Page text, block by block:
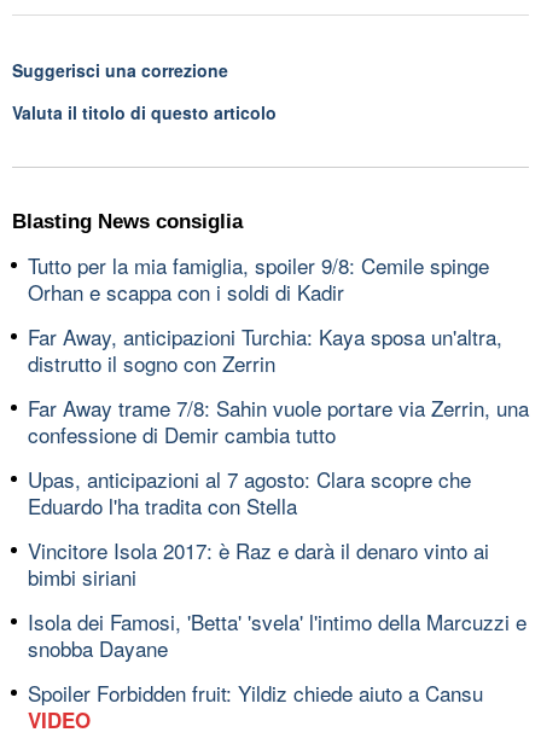
Suggerisci una correzione
Valuta il titolo di questo articolo
Blasting News consiglia
Tutto per la mia famiglia, spoiler 9/8: Cemile spinge
Orhan e scappa con i soldi di Kadir
Far Away, anticipazioni Turchia: Kaya sposa un'altra,
distrutto il sogno con Zerrin
Far Away trame 7/8: Sahin vuole portare via Zerrin, una
confessione di Demir cambia tutto
Upas, anticipazioni al 7 agosto: Clara scopre che
Eduardo l'ha tradita con Stella
Vincitore Isola 2017: è Raz e darà il denaro vinto ai
bimbi siriani
Isola dei Famosi, 'Betta' 'svela' l'intimo della Marcuzzi e
snobba Dayane
Spoiler Forbidden fruit: Yildiz chiede aiuto a Cansu
VIDEO